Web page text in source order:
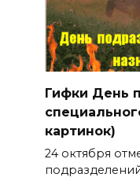
Гифки День
картинок)
24 октября